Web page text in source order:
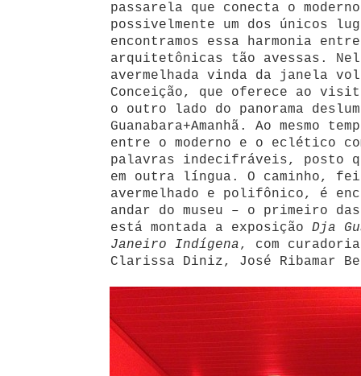
passarela que conecta o
possivelmente um dos únicos
encontramos essa harmonia
arquitetônicas tão avessas.
avermelhada vinda da janela
Conceição, que oferece ao
o outro lado do panorama
Guanabara+Amanhã. Ao mesmo
entre o moderno e o eclético
palavras indecifráveis, posto
em outra língua. O caminho,
avermelhado e polifônico, é
andar do museu – o primeiro
está montada a exposição Dja
Janeiro Indígena, com
Clarissa Diniz, José Ribamar